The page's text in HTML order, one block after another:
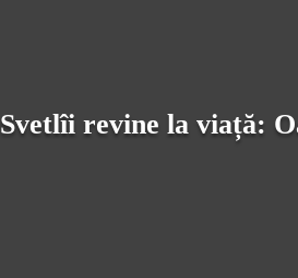
Svetlîi revine la viață: